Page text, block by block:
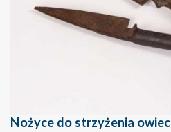
Nożyce do strzyżenia owiec